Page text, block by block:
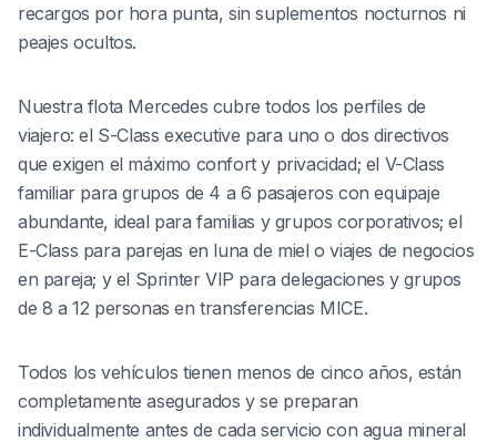
recargos por hora punta, sin suplementos nocturnos ni
peajes ocultos.
Nuestra flota Mercedes cubre todos los perfiles de
viajero: el S-Class executive para uno o dos directivos
que exigen el máximo confort y privacidad; el V-Class
familiar para grupos de 4 a 6 pasajeros con equipaje
abundante, ideal para familias y grupos corporativos; el
E-Class para parejas en luna de miel o viajes de negocios
en pareja; y el Sprinter VIP para delegaciones y grupos
de 8 a 12 personas en transferencias MICE.
Todos los vehículos tienen menos de cinco años, están
completamente asegurados y se preparan
individualmente antes de cada servicio con agua mineral